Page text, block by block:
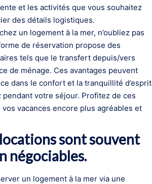
et les activités que vous souhaitez
des détails logistiques.
un logement à la mer, n’oubliez pas
de réservation propose des
tels que le transfert depuis/vers
de ménage. Ces avantages peuvent
dans le confort et la tranquillité d’esprit
votre séjour. Profitez de ces
vacances encore plus agréables et
sont souvent
négociables.
un logement à la mer via une